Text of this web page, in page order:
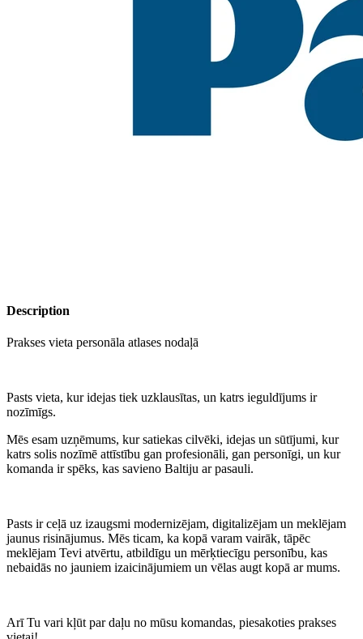
Description
Prakses vieta personāla atlases nodaļā
Pasts vieta, kur idejas tiek uzklausītas, un katrs ieguldījums ir
nozīmīgs.
Mēs esam uzņēmums, kur satiekas cilvēki, idejas un sūtījumi, kur
katrs solis nozīmē attīstību gan profesionāli, gan personīgi, un kur
komanda ir spēks, kas savieno Baltiju ar pasauli.
Pasts ir ceļā uz izaugsmi modernizējam, digitalizējam un meklējam
jaunus risinājumus. Mēs ticam, ka kopā varam vairāk, tāpēc
meklējam Tevi atvērtu, atbildīgu un mērķtiecīgu personību, kas
nebaidās no jauniem izaicinājumiem un vēlas augt kopā ar mums.
Arī Tu vari kļūt par daļu no mūsu komandas, piesakoties prakses